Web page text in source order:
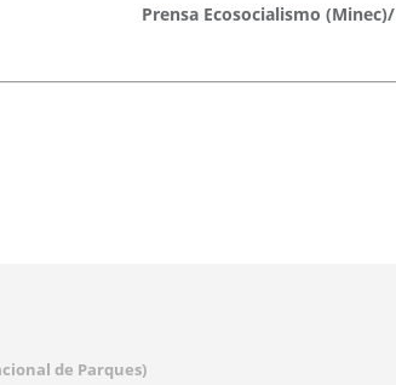
(Minec)/ Inparques
de Parques)